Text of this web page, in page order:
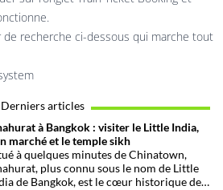
recherche ci-dessous qui marche tout
Derniers articles
à Bangkok : visiter le Little India,
marché et le temple sikh
à quelques minutes de Chinatown,
plus connu sous le nom de Little
de Bangkok, est le cœur historique de